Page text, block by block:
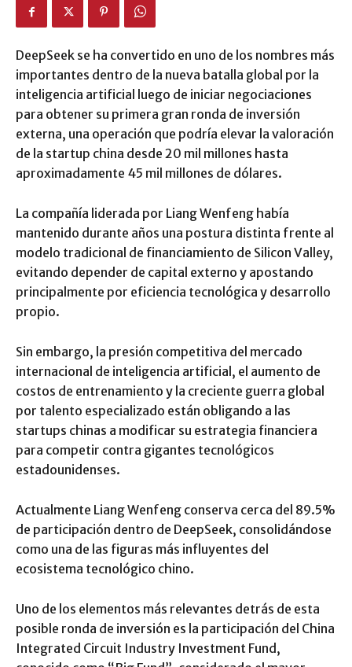
DeepSeek se ha convertido en uno de los nombres más
importantes dentro de la nueva batalla global por la
inteligencia artificial luego de iniciar negociaciones
para obtener su primera gran ronda de inversión
externa, una operación que podría elevar la valoración
de la startup china desde 20 mil millones hasta
aproximadamente 45 mil millones de dólares.
La compañía liderada por Liang Wenfeng había
mantenido durante años una postura distinta frente al
modelo tradicional de financiamiento de Silicon Valley,
evitando depender de capital externo y apostando
principalmente por eficiencia tecnológica y desarrollo
propio.
Sin embargo, la presión competitiva del mercado
internacional de inteligencia artificial, el aumento de
costos de entrenamiento y la creciente guerra global
por talento especializado están obligando a las
startups chinas a modificar su estrategia financiera
para competir contra gigantes tecnológicos
estadounidenses.
Actualmente Liang Wenfeng conserva cerca del 89.5%
de participación dentro de DeepSeek, consolidándose
como una de las figuras más influyentes del
ecosistema tecnológico chino.
Uno de los elementos más relevantes detrás de esta
posible ronda de inversión es la participación del China
Integrated Circuit Industry Investment Fund,